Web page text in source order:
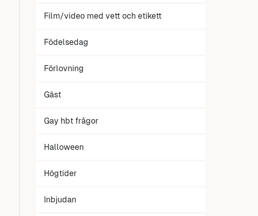
Film/video med vett och etikett
Födelsedag
Förlovning
Gäst
Gay hbt frågor
Halloween
Högtider
Inbjudan